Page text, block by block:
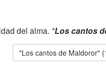
del alma. "Los cantos
"Los cantos de Maldoror"